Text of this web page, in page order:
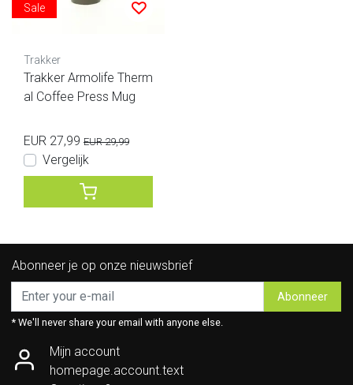
Sale
Trakker
Trakker Armolife Therm
al Coffee Press Mug
EUR 27,99 EUR 29,99
Vergelijk
Abonneer je op onze nieuwsbrief
Abonneer
* We'll never share your email with anyone else.
Mijn account
homepage.account.text